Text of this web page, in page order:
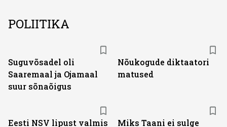
POLIITIKA
Suguvõsadel oli
Saaremaal ja Ojamaal
suur sõnaõigus
Nõukogude diktaatori
matused
Eesti NSV lipust valmis
Miks Taani ei sulge